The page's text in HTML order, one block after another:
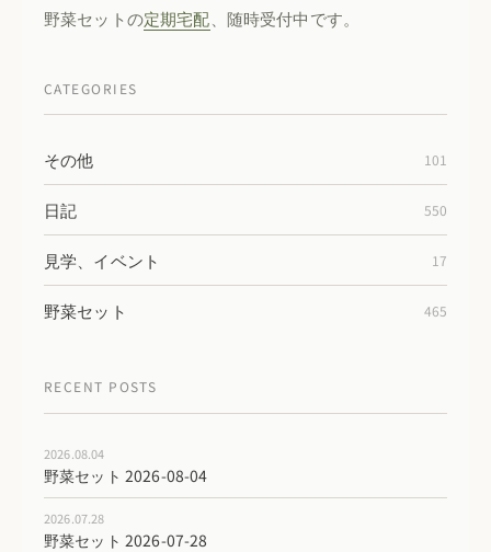
野菜セットの定期宅配 、随時受付中です。
CATEGORIES
その他 101
日記 550
見学、イベント 17
野菜セット 465
RECENT POSTS
2026.08.04
野菜セット 2026-08-04
2026.07.28
野菜セット 2026-07-28